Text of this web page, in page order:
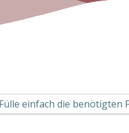
einfach die